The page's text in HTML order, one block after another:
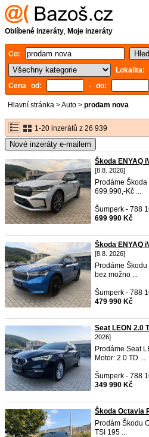
Oblíbené inzeráty, Moje inzeráty
Co:
Lokalita:
Cena od:
- do:
Hlavní stránka >Auto > prodam nova
1-20 inzerátů z 26 939
Nové inzeráty e-mailem
Škoda ENYAQ
[8.8. 2026]
Prodáme
699.990,-Kč ...
Šumperk - 788
699 990 Kč
Škoda ENYAQ
[8.8. 2026]
Prodáme
bez možno ...
Šumperk - 788
479 990 Kč
Seat LEON 2.0
2026]
Prodáme Seat
Motor: 2.0 TD ...
Šumperk - 788
349 990 Kč
Škoda Octavia
Prodám Škodu
TSI 195 ...